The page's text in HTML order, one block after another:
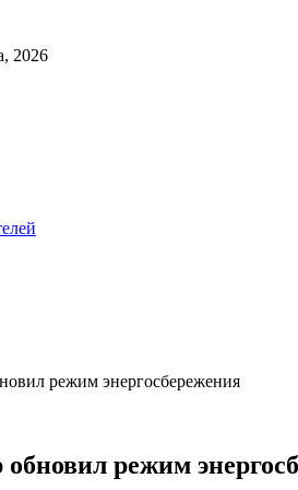
2026
режим энергосбережения
обновил режим